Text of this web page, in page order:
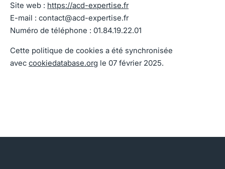
Site web : https://acd-expertise.fr
E-mail : contact@acd-expertise.fr
Numéro de téléphone : 01.84.19.22.01
Cette politique de cookies a été synchronisée
avec cookiedatabase.org le 07 février 2025.